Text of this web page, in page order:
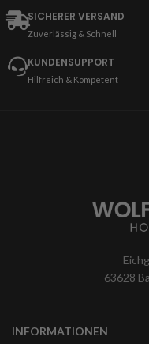
SICHERER VERSAND
Zuverlässig & Schnell
KUNDENSUPPORT
Hilfreich & Kompetent
63628
INFORMATIONEN